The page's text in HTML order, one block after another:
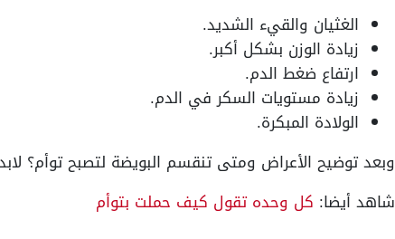
الغثيان والقيء الشديد.
زيادة الوزن بشكل أكبر.
ارتفاع ضغط الدم.
زيادة مستويات السكر في الدم.
الولادة المبكرة.
وبعد توضيح الأعراض ومتى تنقسم البويضة لتصبح توأم؟
شاهد أيضا: كل وحده تقول كيف حملت بتوأم